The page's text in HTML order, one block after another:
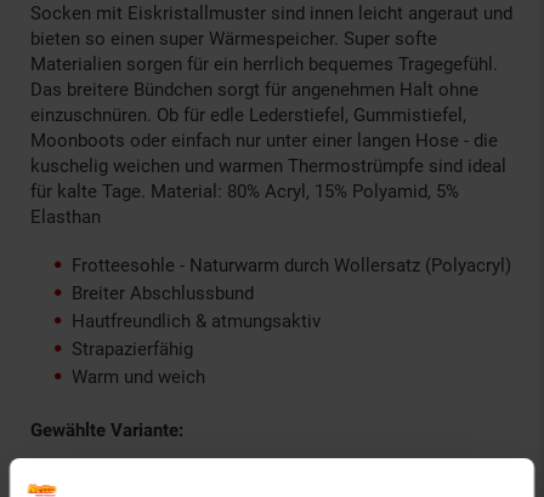
Socken mit Eiskristallmuster sind innen leicht angeraut und
bieten so einen super Wärmespeicher. Super softe
Materialien sorgen für ein herrlich bequemes Tragegefühl.
Das breitere Bündchen sorgt für angenehmen Halt ohne
einzuschnüren. Ob für edle Lederstiefel, Gummistiefel,
Moonboots oder einfach nur unter einer langen Hose - die
kuschelig weichen und warmen Thermostrümpfe sind ideal
für kalte Tage. Material: 80% Acryl, 15% Polyamid, 5%
Elasthan
Frotteesohle - Naturwarm durch Wollersatz (Polyacryl)
Breiter Abschlussbund
Hautfreundlich & atmungsaktiv
Strapazierfähig
Warm und weich
Gewählte Variante: